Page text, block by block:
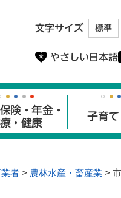
文字サイズ 標準
やさしい日本語
険・年金・
・健康
子育
者 > 農林水産・畜産業 >